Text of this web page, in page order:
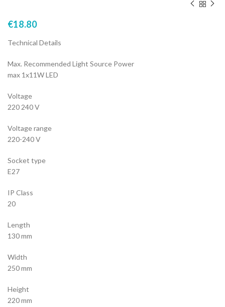
€18.80
Technical Details
Max. Recommended Light Source Power
max 1x11W LED
Voltage
220 240 V
Voltage range
220-240 V
Socket type
E27
IP Class
20
Length
130 mm
Width
250 mm
Height
220 mm